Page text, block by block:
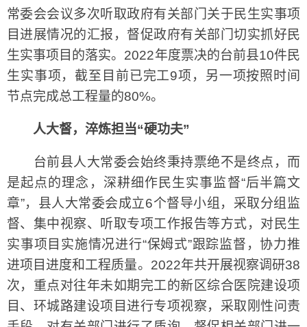
常委会会议多次听取政府有关部门关于民生实事项
目进展情况的汇报，督促政府有关部门切实抓好民
生实事项目的落实。2022年度票决的台前县10件民
生实事项，截至目前已完工9项，另一项按照时间
节点完成总工程量的80%。
人大督，淬炼担当“硬功夫”
台前县人大常委会始终秉持票绝不是终点，而
是起点的理念，深耕细作民生实事监督“后半篇文
章”，县人大常委会成立6个督导小组，采取分组监
督、集中视察、听取专项工作报告等方式，对民生
实事项目实施情况进行“保姆式”跟踪监督，协力推
进项目进度和工程质量。2022年共开展视察调研38
次，重点对往年未如期完工的新区综合医院建设项
目、环城路建设项目进行专项视察，采取刚性问责